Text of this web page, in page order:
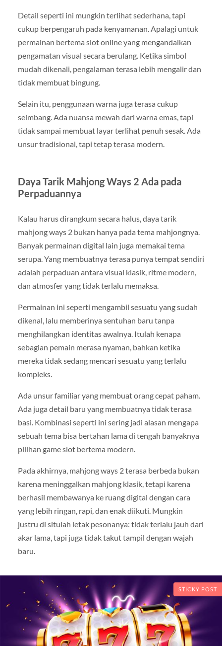
Detail seperti ini mungkin terlihat sederhana, tapi
cukup berpengaruh pada kenyamanan. Apalagi untuk
permainan bertema slot online yang mengandalkan
pengamatan visual secara berulang. Ketika simbol
mudah dikenali, pengalaman terasa lebih mengalir dan
tidak membuat bingung.
Selain itu, penggunaan warna juga terasa cukup
seimbang. Ada nuansa mewah dari warna emas, tapi
tidak sampai membuat layar terlihat penuh sesak. Ada
unsur tradisional, tapi tetap terasa modern.
Daya Tarik Mahjong Ways 2 Ada pada
Perpaduannya
Kalau harus dirangkum secara halus, daya tarik
mahjong ways 2 bukan hanya pada tema mahjongnya.
Banyak permainan digital lain juga memakai tema
serupa. Yang membuatnya terasa punya tempat sendiri
adalah perpaduan antara visual klasik, ritme modern,
dan atmosfer yang tidak terlalu memaksa.
Permainan ini seperti mengambil sesuatu yang sudah
dikenal, lalu memberinya sentuhan baru tanpa
menghilangkan identitas awalnya. Itulah kenapa
sebagian pemain merasa nyaman, bahkan ketika
mereka tidak sedang mencari sesuatu yang terlalu
kompleks.
Ada unsur familiar yang membuat orang cepat paham.
Ada juga detail baru yang membuatnya tidak terasa
basi. Kombinasi seperti ini sering jadi alasan mengapa
sebuah tema bisa bertahan lama di tengah banyaknya
pilihan game slot bertema modern.
Pada akhirnya, mahjong ways 2 terasa berbeda bukan
karena meninggalkan mahjong klasik, tetapi karena
berhasil membawanya ke ruang digital dengan cara
yang lebih ringan, rapi, dan enak diikuti. Mungkin
justru di situlah letak pesonanya: tidak terlalu jauh dari
akar lama, tapi juga tidak takut tampil dengan wajah
baru.
STICKY POST